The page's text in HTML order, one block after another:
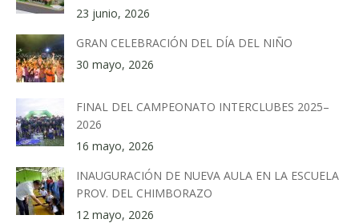
23 junio, 2026
GRAN CELEBRACIÓN DEL DÍA DEL NIÑO
30 mayo, 2026
FINAL DEL CAMPEONATO INTERCLUBES 2025–
2026
16 mayo, 2026
INAUGURACIÓN DE NUEVA AULA EN LA ESCUELA
PROV. DEL CHIMBORAZO
12 mayo, 2026